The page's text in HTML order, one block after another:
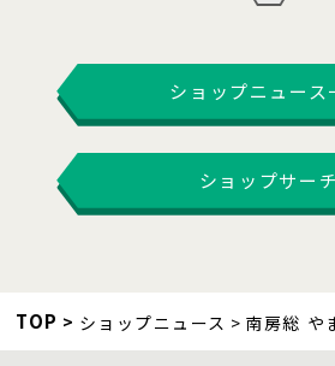
ショップニュース
ショップサーチ
TOP ショップニュース 南房総 や